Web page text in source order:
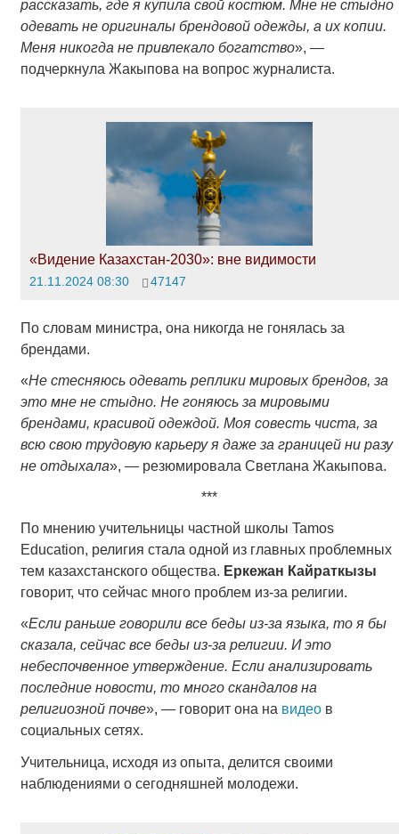
рассказать, где я купила свой костюм. Мне не стыдно
одевать не оригиналы брендовой одежды, а их копии.
Меня никогда не привлекало богатство», —
подчеркнула Жакыпова на вопрос журналиста.
«Видение Казахстан-2030»: вне видимости
21.11.2024 08:30 47147
По словам министра, она никогда не гонялась за
брендами.
«Не стесняюсь одевать реплики мировых брендов, за
это мне не стыдно. Не гоняюсь за мировыми
брендами, красивой одеждой. Моя совесть чиста, за
всю свою трудовую карьеру я даже за границей ни разу
не отдыхала», — резюмировала Светлана Жакыпова.
***
По мнению учительницы частной школы Tamos
Education, религия стала одной из главных проблемных
тем казахстанского общества. Еркежан Кайраткызы
говорит, что сейчас много проблем из-за религии.
«Если раньше говорили все беды из-за языка, то я бы
сказала, сейчас все беды из-за религии. И это
небеспочвенное утверждение. Если анализировать
последние новости, то много скандалов на
религиозной почве», — говорит она на видеов
социальных сетях.
Учительница, исходя из опыта, делится своими
наблюдениями о сегодняшней молодежи.